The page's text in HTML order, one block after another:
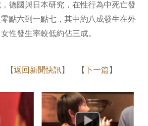
德國與日本研究，在性行為中死亡發
點六到一點七，其中約八成發生在外
性發生率較低約佔三成。
【返回新聞快訊】 【下一篇 】